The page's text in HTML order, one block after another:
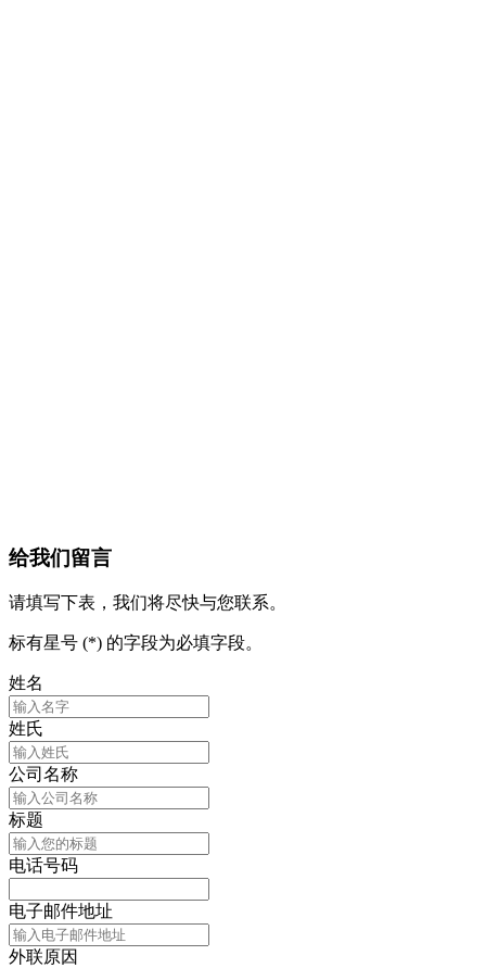
给我们留言
请填写下表，我们将尽快与您联系。
标有星号 (*) 的字段为必填字段。
姓名
姓氏
公司名称
标题
电话号码
电子邮件地址
外联原因